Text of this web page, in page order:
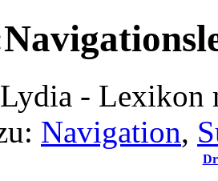
- Lexikon
Navigation,